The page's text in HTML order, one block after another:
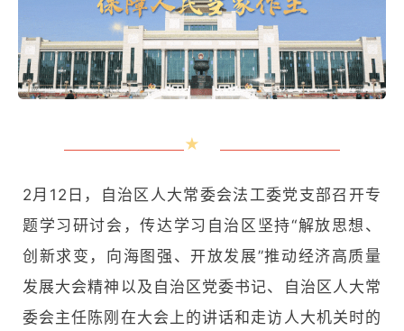
★
2月12日，自治区人大常委会法工委党支部召开专
题学习研讨会，传达学习自治区坚持“解放思想、
创新求变，向海图强、开放发展”推动经济高质量
发展大会精神以及自治区党委书记、自治区人大常
委会主任陈刚在大会上的讲话和走访人大机关时的